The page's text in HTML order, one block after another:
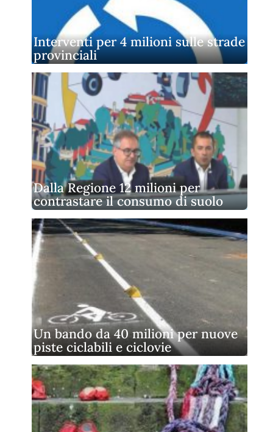
Interventi per 4 milioni sulle strade
provinciali
Dalla Regione 12 milioni per
contrastare il consumo di suolo
Un bando da 40 milioni per nuove
piste ciclabili e ciclovie